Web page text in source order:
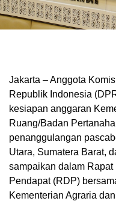
Jakarta – Anggota
Republik Indonesia
kesiapan anggaran
Ruang/Badan
penanggulangan
Utara, Sumatera Barat,
sampaikan dalam
Pendapat (RDP)
Kementerian Agraria